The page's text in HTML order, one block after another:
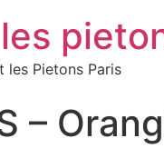
les Pietons Paris
–